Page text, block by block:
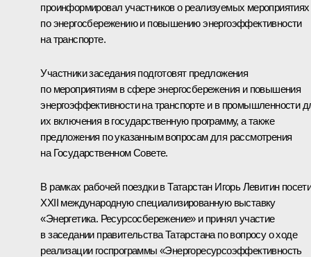
проинформировал участников о реализуемых мероприятиях
по энергосбережению и повышению энергоэффективности
на транспорте.
Участники заседания подготовят предложения
по мероприятиям в сфере энергосбережения и повышения
энергоэффективности на транспорте и в промышленности
их включения в государственную программу, а также
предложения по указанным вопросам для рассмотрения
на Государственном Совете.
В рамках рабочей поездки в Татарстан Игорь Левитин
XXII международную специализированную выставку
«Энергетика. Ресурсосбережение» и принял участие
в заседании правительства Татарстана по вопросу о ходе
реализации госпрограммы «Энергоресурсоэффективность